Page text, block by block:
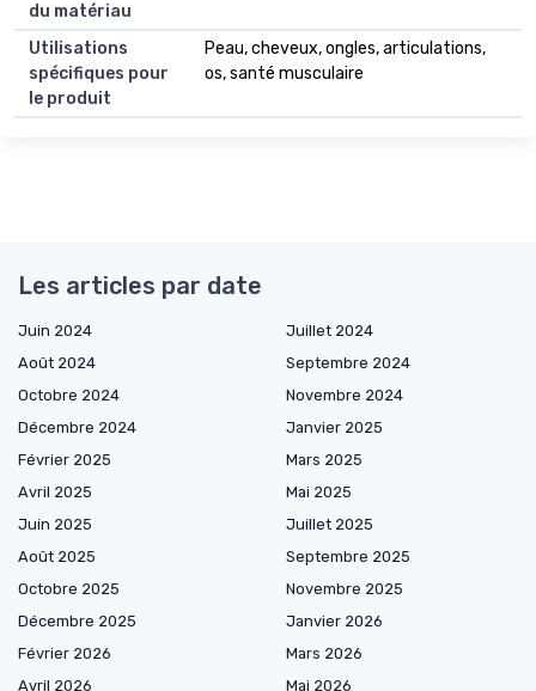
du matériau
Utilisations
spécifiques pour
le produit
Peau, cheveux, ongles, articulations,
os, santé musculaire
Les articles par date
Juin 2024
Juillet 2024
Août 2024
Septembre 2024
Octobre 2024
Novembre 2024
Décembre 2024
Janvier 2025
Février 2025
Mars 2025
Avril 2025
Mai 2025
Juin 2025
Juillet 2025
Août 2025
Septembre 2025
Octobre 2025
Novembre 2025
Décembre 2025
Janvier 2026
Février 2026
Mars 2026
Avril 2026
Mai 2026